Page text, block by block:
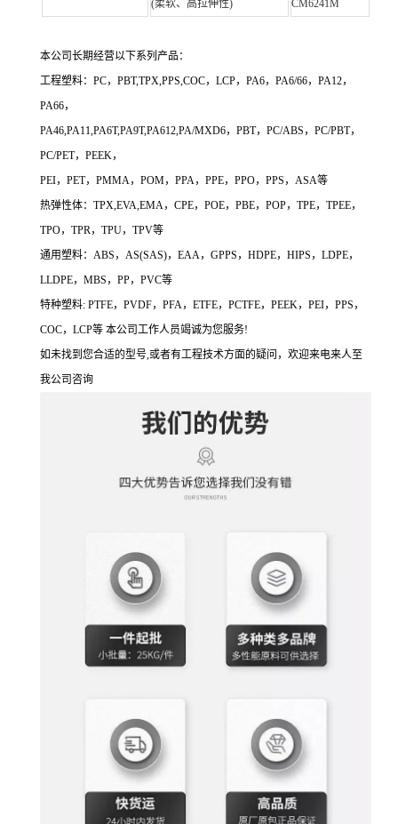
(柔软、高拉伸性) CM6241M
本公司长期经营以下系列产品：
工程塑料：PC，PBT,TPX,PPS,COC，LCP，PA6，PA6/66，PA12，
PA66，
PA46,PA11,PA6T,PA9T,PA612,PA/MXD6，PBT，PC/ABS，PC/PBT，
PC/PET，PEEK，
PEI，PET，PMMA，POM，PPA，PPE，PPO，PPS，ASA等
热弹性体：TPX,EVA,EMA，CPE，POE，PBE，POP，TPE，TPEE，
TPO，TPR，TPU，TPV等
通用塑料：ABS，AS(SAS)，EAA，GPPS，HDPE，HIPS，LDPE，
LLDPE，MBS，PP，PVC等
特种塑料: PTFE，PVDF，PFA，ETFE，PCTFE，PEEK，PEI，PPS，
COC，LCP等 本公司工作人员竭诚为您服务!
如未找到您合适的型号,或者有工程技术方面的疑问，欢迎来电来人至
我公司咨询